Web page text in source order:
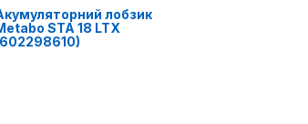
лобзик
STA 18 LTX